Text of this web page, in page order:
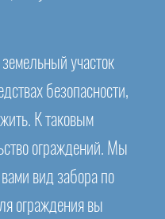
участок
безопасности,
К таковым
ограждений. Мы
вид забора по
ограждения вы